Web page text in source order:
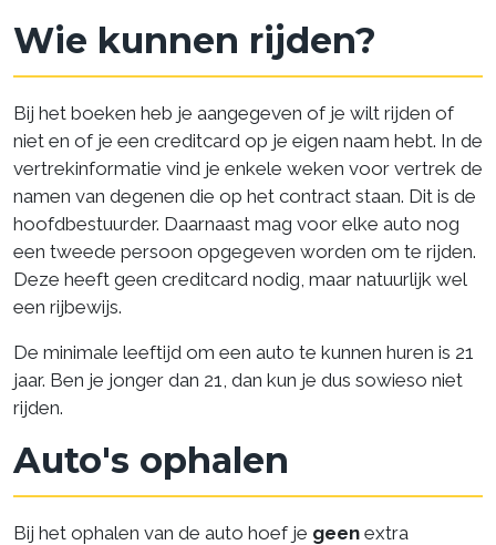
Wie kunnen rijden?
Bij het boeken heb je aangegeven of je wilt rijden of
niet en of je een creditcard op je eigen naam hebt. In de
vertrekinformatie vind je enkele weken voor vertrek de
namen van degenen die op het contract staan. Dit is de
hoofdbestuurder. Daarnaast mag voor elke auto nog
een tweede persoon opgegeven worden om te rijden.
Deze heeft geen creditcard nodig, maar natuurlijk wel
een rijbewijs.
De minimale leeftijd om een auto te kunnen huren is 21
jaar. Ben je jonger dan 21, dan kun je dus sowieso niet
rijden.
Auto's ophalen
Bij het ophalen van de auto hoef je geen extra